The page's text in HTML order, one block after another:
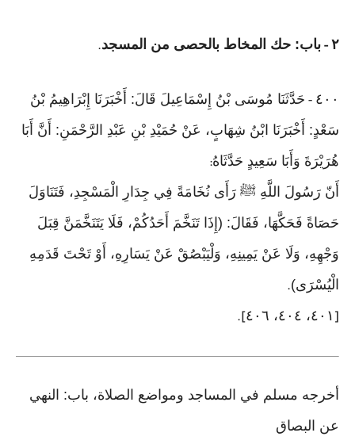
٢ - باب: حك المخاط بالحصى من المسجد.
٤٠٠ - حَدَّثَنَا مُوسَى بْنُ إِسْمَاعِيلَ قَالَ: أَخْبَرَنَا إِبْرَاهِيمُ بْنُ
سَعْدٍ: أَخْبَرَنَا ابْنُ شِهَابٍ، عَنْ حُمَيْدِ بْنِ عَبْدِ الرَّحْمَنِ: أَنَّ أَبَا
هُرَيْرَةَ وَأَبَا سَعِيدٍ حَدَّثَاهُ:
أَنّ رَسُولَ اللَّهِ ﷺ رَأَى نُخَامَةً فِي جِدَارِ الْمَسْجِدِ، فَتَنَاوَلَ
حَصَاةً فَحَكَّهَا، فَقَالَ: (إِذَا تَنَخَّمَ أَحَدُكُمْ، فَلَا يَتَنَخَّمَنَّ قِبَلَ
وَجْهِهِ، وَلَا عَنْ يَمِينِهِ، وَلْيَبْصُقْ عَنْ يَسَارِهِ، أَوْ تَحْتَ قَدَمِهِ
الْيُسْرَى).
[ ٤٠١، ٤٠٤، ٤٠٦ ].
أخرجه مسلم في المساجد ومواضع الصلاة، باب: النهي
عن البصاق